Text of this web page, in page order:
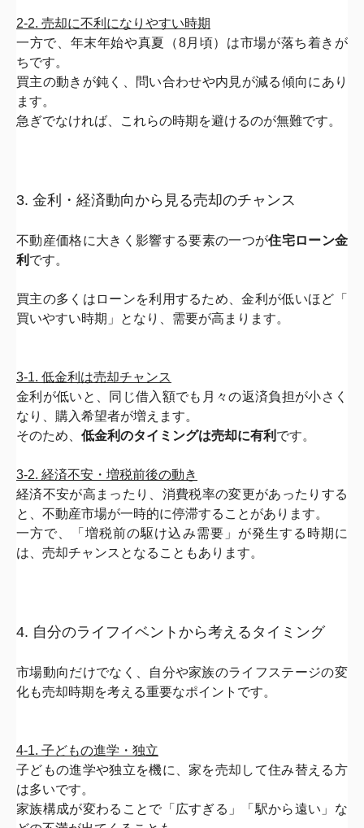
2-2. 売却に不利になりやすい時期
一方で、年末年始や真夏（8月頃）は市場が落ち着きが
ちです。
買主の動きが鈍く、問い合わせや内見が減る傾向にあり
ます。
急ぎでなければ、これらの時期を避けるのが無難です。
3. 金利・経済動向から見る売却のチャンス
不動産価格に大きく影響する要素の一つが住宅ローン金
利 です。
買主の多くはローンを利用するため、金利が低いほど「
買いやすい時期」となり、需要が高まります。
3-1. 低金利は売却チャンス
金利が低いと、同じ借入額でも月々の返済負担が小さく
なり、 購入希望者が増えます。
そのため、 低金利のタイミングは売却に有利 です。
3-2. 経済不安・増税前後の動き
経済不安が高まったり、消費税率の変更があったりする
と、 不動産市場が一時的に停滞することがあります。
一方で、「増税前の駆け込み需要」が発生する時期に
は、 売却チャンスとなることもあります。
4. 自分のライフイベントから考えるタイミング
市場動向だけでなく、
自分や家族のライフステージの変
化も売却時期を考える重要なポイ ントです。
4-1. 子どもの進学・独立
子どもの進学や独立を機に、家を売却して住み替える方
は多いです。
家族構成が変わることで「広すぎる」「駅から遠い」 な